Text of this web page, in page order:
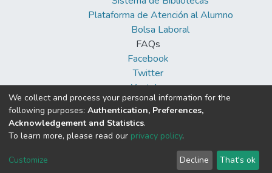
Plataforma de Atención al Alumno
Bolsa Laboral
FAQs
Facebook
Twitter
Youtube
DSpace software copyright © 2002-2026
Cookie
End User
Agreement
Send
Feedback
We collect and process your personal information for the
following purposes: Authentication, Preferences,
Acknowledgement and Statistics.
To learn more, please read our privacy policy.
Customize Decline That's ok